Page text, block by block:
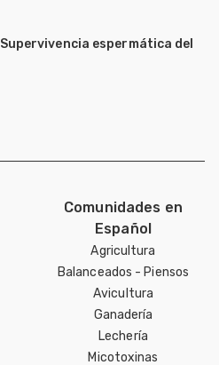
Supervivencia espermática del
Comunidades en
Español
Agricultura
Balanceados - Piensos
Avicultura
Ganadería
Lechería
Micotoxinas